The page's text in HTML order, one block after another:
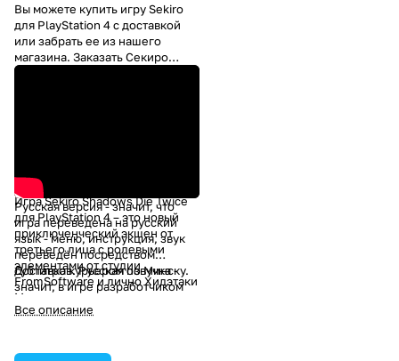
Вы можете купить игру Sekiro
для PlayStation 4 c доставкой
или забрать ее из нашего
магазина. Заказать Секиро
шадоу диск для пс4 можно
распространяется гарантия.
Игра Sekiro Shadows Die Twice
для PlayStation 4 – это новый
приключенческий экшен от
третьего лица с ролевыми
элементами от студии
FromSoftware и лично Хидэтаки
Миядзаки, авторов игры
«Bloodborne: Порождение
Русская версия - значит, что
игра переведена на русский
язык - меню, инструкция, звук
переведён посредством
субтитров. Русская озвучка -
значит, в игре разработчиком
или издателем добавлена
голосовая озвучка. Уточняйте у
Доставкакурьером по Минску.
Все описание